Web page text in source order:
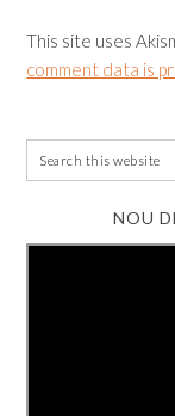
This site uses
comment data is
NOU